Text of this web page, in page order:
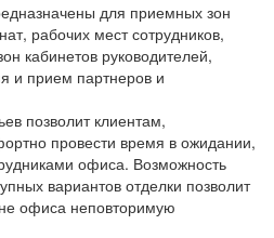
для приемных зон
рабочих мест сотрудников,
кабинетов руководителей,
и прием партнеров и
позволит клиентам,
провести время в ожидании,
офиса. Возможность
вариантов отделки позволит
офиса неповторимую